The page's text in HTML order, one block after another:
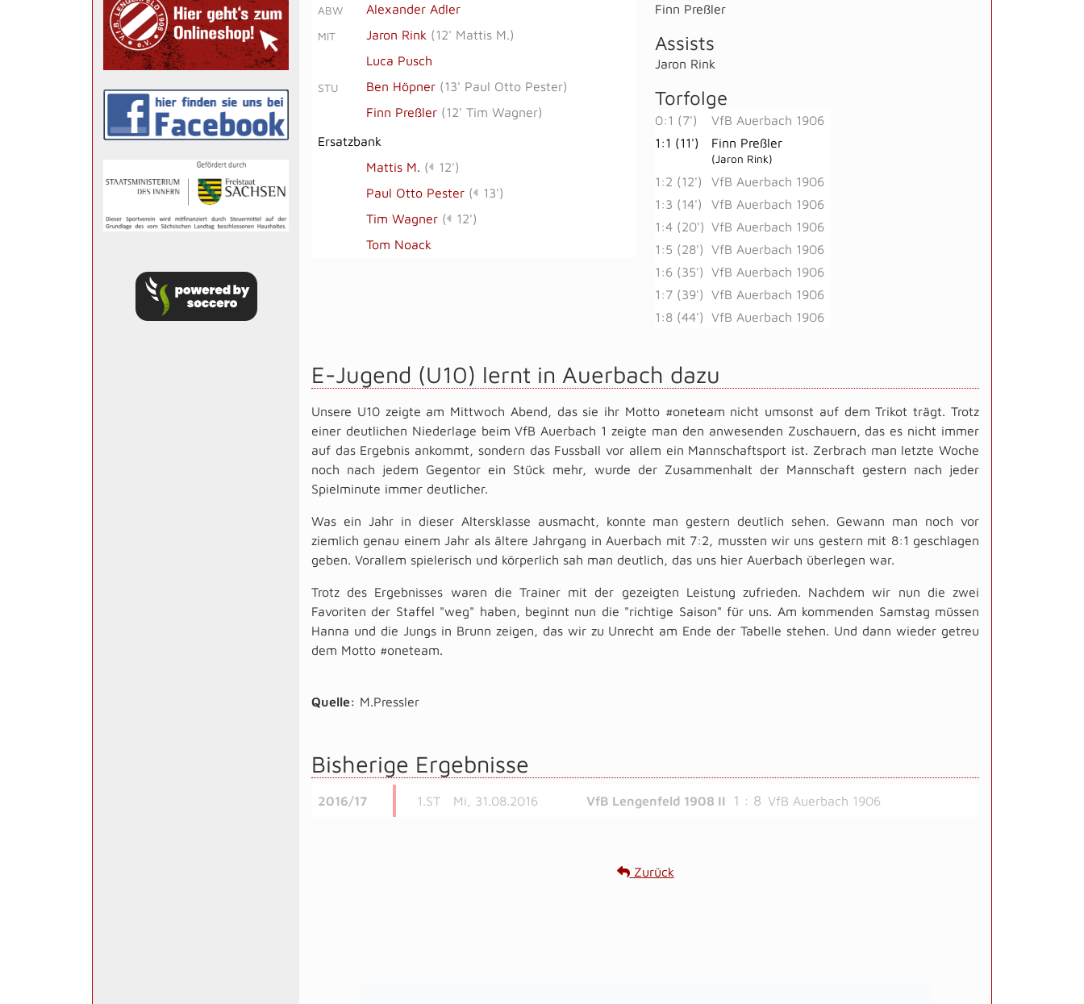
ABW Alexander Adler
MIT Jaron Rink (12' Mattis M. )
Luca Pusch
STU Ben Höpner (13' Paul Otto Pester)
Finn Preßler (12' Tim Wagner)
Ersatzbank
Mattis M.
(
12')
Paul Otto Pester (
13')
Tim Wagner (
12')
Tom Noack
Finn Preßler
Assists
Jaron Rink
Torfolge
0:1 (7')
VfB Auerbach 1906
1:1 (11')
Finn Preßler
(Jaron Rink)
1:2 (12')
VfB Auerbach 1906
1:3 (14')
VfB Auerbach 1906
1:4 (20') VfB Auerbach 1906
1:5 (28')
VfB Auerbach 1906
1:6 (35')
VfB Auerbach 1906
1:7 (39')
VfB Auerbach 1906
1:8 (44')
VfB Auerbach 1906
E-Jugend (U10) lernt in Auerbach dazu
Unsere U10 zeigte am Mittwoch Abend, das sie ihr Motto #oneteam nicht umsonst auf dem Trikot trägt. Trotz
einer deutlichen Niederlage beim VfB Auerbach 1 zeigte man den anwesenden Zuschauern, das es nicht immer
auf das Ergebnis ankommt, sondern das Fussball vor allem ein Mannschaftsport ist. Zerbrach man letzte Woche
noch nach jedem Gegentor ein Stück mehr, wurde der Zusammenhalt der Mannschaft gestern nach jeder
Spielminute immer deutlicher.
Was ein Jahr in dieser Altersklasse ausmacht, konnte man gestern deutlich sehen. Gewann man noch vor
ziemlich genau einem Jahr als ältere Jahrgang in Auerbach mit 7:2, mussten wir uns gestern mit 8:1 geschlagen
geben. Vorallem spielerisch und körperlich sah man deutlich, das uns hier Auerbach überlegen war.
Trotz des Ergebnisses waren die Trainer mit der gezeigten Leistung zufrieden. Nachdem wir nun die zwei
Favoriten der Staffel "weg" haben, beginnt nun die "richtige Saison" für uns. Am kommenden Samstag müssen
Hanna und die Jungs in Brunn zeigen, das wir zu Unrecht am Ende der Tabelle stehen. Und dann wieder getreu
dem Motto #oneteam.
Quelle: M.Pressler
Bisherige Ergebnisse
2016/17 1.ST Mi, 31.08.2016 VfB Lengenfeld 1908 II 1 : 8 VfB Auerbach 1906
Zurück